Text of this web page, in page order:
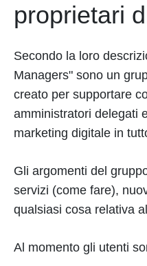
proprietari
Secondo la loro
Managers" sono un
creato per supportare
amministratori delegati
marketing digitale in
Gli argomenti del
servizi (come fare),
qualsiasi cosa relativa
Al momento gli utenti